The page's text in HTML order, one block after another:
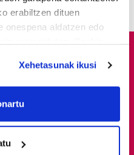
erabiltzen dituen
onespena aldatzen edo
to:
your geographical
actively scanning it for
Xehetasunak ikusi